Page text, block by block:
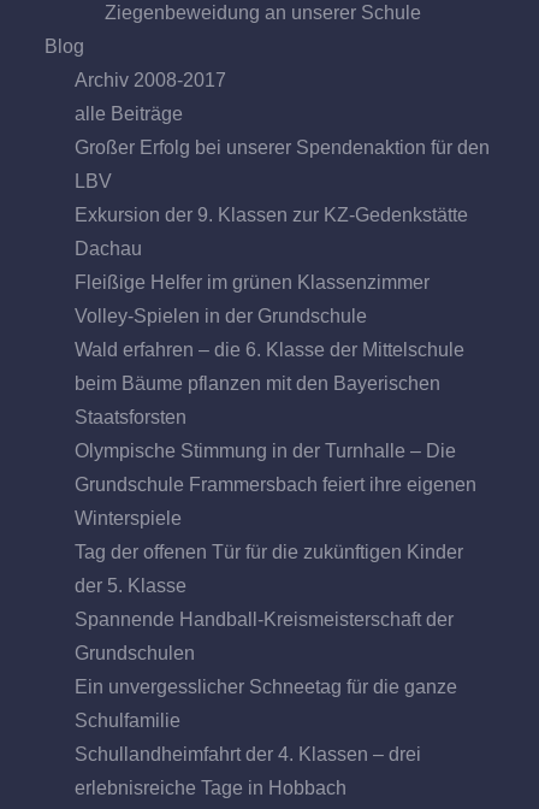
Ziegenbeweidung an unserer Schule
Blog
Archiv 2008-2017
alle Beiträge
Großer Erfolg bei unserer Spendenaktion für den
LBV
Exkursion der 9. Klassen zur KZ-Gedenkstätte
Dachau
Fleißige Helfer im grünen Klassenzimmer
Volley-Spielen in der Grundschule
Wald erfahren – die 6. Klasse der Mittelschule
beim Bäume pflanzen mit den Bayerischen
Staatsforsten
Olympische Stimmung in der Turnhalle – Die
Grundschule Frammersbach feiert ihre eigenen
Winterspiele
Tag der offenen Tür für die zukünftigen Kinder
der 5. Klasse
Spannende Handball-Kreismeisterschaft der
Grundschulen
Ein unvergesslicher Schneetag für die ganze
Schulfamilie
Schullandheimfahrt der 4. Klassen – drei
erlebnisreiche Tage in Hobbach